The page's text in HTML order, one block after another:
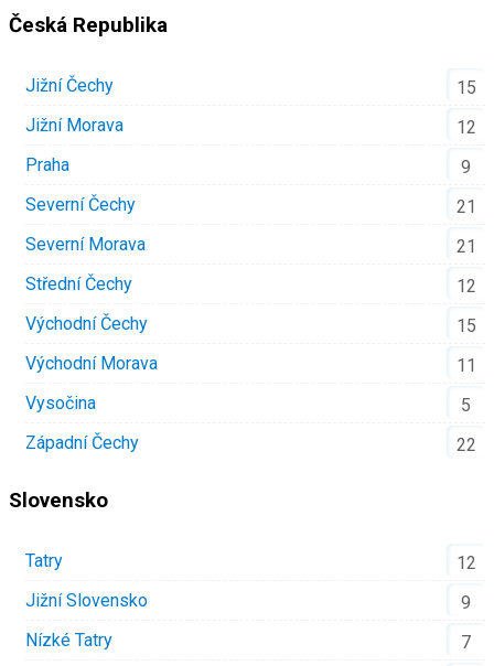
Česká Republika
Jižní Čechy
15
Jižní Morava
12
Praha
9
Severní Čechy
21
Severní Morava
21
Střední Čechy
12
Východní Čechy
15
Východní Morava
11
Vysočina
5
Západní Čechy
22
Slovensko
Tatry
12
Jižní Slovensko
9
Nízké Tatry
7